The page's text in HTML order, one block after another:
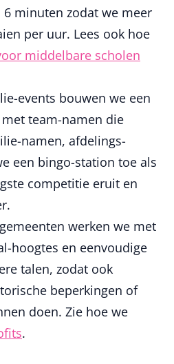
minuten zodat we meer
per uur. Lees ook hoe
middelbare scholen
events bouwen we een
team-namen die
namen, afdelings-
een bingo-station toe als
competitie eruit en
werken we met
hoogtes en eenvoudige
talen, zodat ook
beperkingen of
doen. Zie hoe we
.